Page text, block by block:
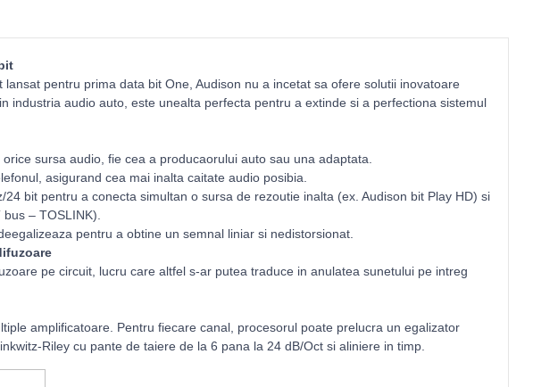
pentru prima data bit One, Audison nu a incetat sa ofere solutii inovatoare
audio auto, este unealta perfecta pentru a extinde si a perfectiona sistemul
sursa audio, fie cea a producaorului auto sau una adaptata.
asigurand cea mai inalta caitate audio posibia.
bit pentru a conecta simultan o sursa de rezoutie inalta (ex. Audison bit Play HD) si
– TOSLINK).
pentru a obtine un semnal liniar si nedistorsionat.
pe circuit, lucru care altfel s-ar putea traduce in anulatea sunetului pe intreg
amplificatoare. Pentru fiecare canal, procesorul poate prelucra un egalizator
Riley cu pante de taiere de la 6 pana la 24 dB/Oct si aliniere in timp.